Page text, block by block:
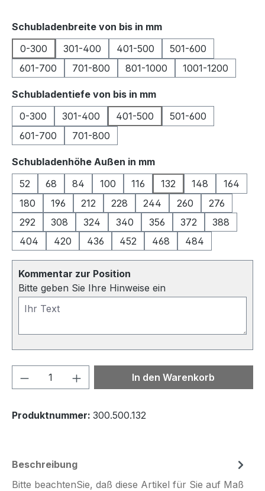
Schubladenbreite von bis in mmauswählen
0-300
301-400 401-500
501-600
601-700
701-800 801-1000 1001-1200
Schubladentiefe von bis in mmauswählen
0-300
301-400 401-500
501-600
601-700
701-800
Schubladenhöhe Außen in mmauswählen
52
68 84 100 116 132 148
164
180
196 212 228 244 260
276
292
308 324 340 356 372
388
404
420 436 452 468 484
Kommentar zur Position
Bitte geben Sie Ihre Hinweise ein
Produkt Anzahl: Gib denIn den Warenkorb
Produktnummer: 300.500.132
Beschreibung
Bitte beachtenSie, daß diese Artikel für Sie auf Maß